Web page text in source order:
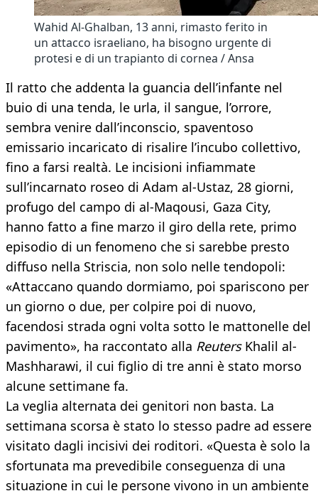
Wahid Al-Ghalban, 13 anni, rimasto ferito in
un attacco israeliano, ha bisogno urgente di
protesi e di un trapianto di cornea / Ansa
Il ratto che addenta la guancia dell’infante nel
buio di una tenda, le urla, il sangue, l’orrore,
sembra venire dall’inconscio, spaventoso
emissario incaricato di risalire l’incubo collettivo,
fino a farsi realtà. Le incisioni infiammate
sull’incarnato roseo di Adam al-Ustaz, 28 giorni,
profugo del campo di al-Maqousi, Gaza City,
hanno fatto a fine marzo il giro della rete, primo
episodio di un fenomeno che si sarebbe presto
diffuso nella Striscia, non solo nelle tendopoli:
«Attaccano quando dormiamo, poi spariscono per
un giorno o due, per colpire poi di nuovo,
facendosi strada ogni volta sotto le mattonelle del
pavimento», ha raccontato alla Reuters Khalil al-
Mashharawi, il cui figlio di tre anni è stato morso
alcune settimane fa.
La veglia alternata dei genitori non basta. La
settimana scorsa è stato lo stesso padre ad essere
visitato dagli incisivi dei roditori. «Questa è solo la
sfortunata ma prevedibile conseguenza di una
situazione in cui le persone vivono in un ambiente